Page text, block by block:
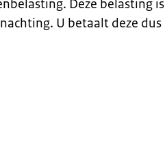
Deze belasting is
U betaalt deze dus